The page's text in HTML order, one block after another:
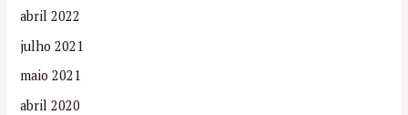
abril 2022
julho 2021
maio 2021
abril 2020